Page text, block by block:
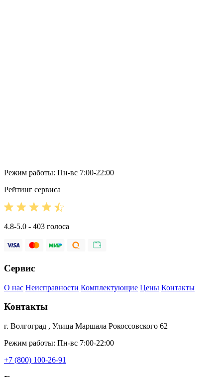
Режим работы: Пн-вс 7:00-22:00
Рейтинг сервиса
4.8-5.0 - 403 голоса
Сервис
О нас Неисправности Комплектующие Цены Контакты
Контакты
г. Волгоград , Улица Маршала Рокоссовского 62
Режим работы: Пн-вс 7:00-22:00
+7 (800) 100-26-91